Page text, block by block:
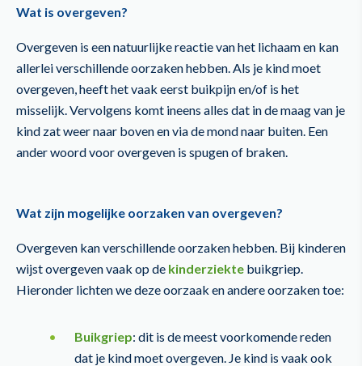
Wat is overgeven?
Overgeven is een natuurlijke reactie van het lichaam en kan
allerlei verschillende oorzaken hebben. Als je kind moet
overgeven, heeft het vaak eerst buikpijn en/of is het
misselijk. Vervolgens komt ineens alles dat in de maag van je
kind zat weer naar boven en via de mond naar buiten. Een
ander woord voor overgeven is spugen of braken.
Wat zijn mogelijke oorzaken van overgeven?
Overgeven kan verschillende oorzaken hebben. Bij kinderen
wijst overgeven vaak op de kinderziekte buikgriep.
Hieronder lichten we deze oorzaak en andere oorzaken toe:
Buikgriep: dit is de meest voorkomende reden
dat je kind moet overgeven. Je kind is vaak ook